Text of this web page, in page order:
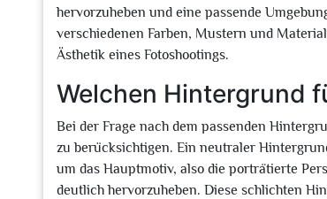
hervorzuheben und eine passende
verschiedenen Farben, Mustern und
Ästhetik eines Fotoshootings.
Welchen Hintergrund
Bei der Frage nach dem passenden
zu berücksichtigen. Ein neutraler
um das Hauptmotiv, also die porträtierte
deutlich hervorzuheben. Diese schlichten